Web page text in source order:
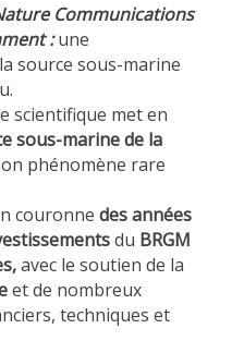
Communications
:une
source sous-marine
scientifique met en
sous-marine de la
phénomène rare
couronne des années
du BRGM
avec le soutien de la
et de nombreux
techniques et